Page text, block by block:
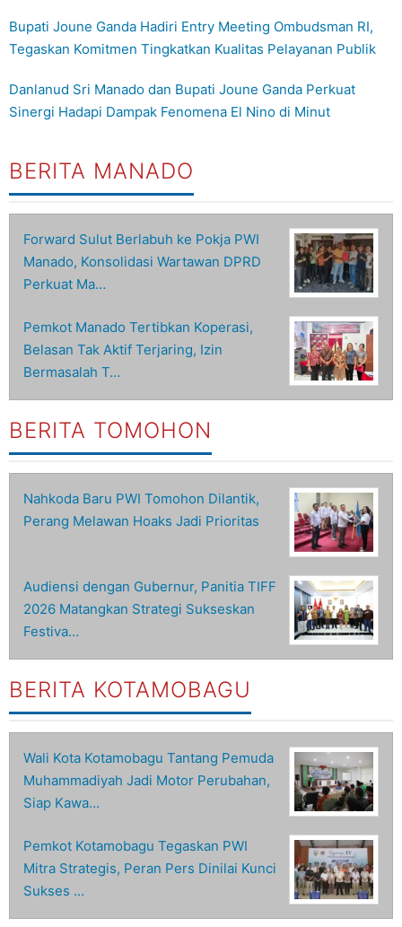
Bupati Joune Ganda Hadiri Entry Meeting Ombudsman RI,
Tegaskan Komitmen Tingkatkan Kualitas Pelayanan Publik
Danlanud Sri Manado dan Bupati Joune Ganda Perkuat
Sinergi Hadapi Dampak Fenomena El Nino di Minut
BERITA MANADO
Forward Sulut Berlabuh ke Pokja PWI
Manado, Konsolidasi Wartawan DPRD
Perkuat Ma…
Pemkot Manado Tertibkan Koperasi,
Belasan Tak Aktif Terjaring, Izin
Bermasalah T…
BERITA TOMOHON
Nahkoda Baru PWI Tomohon Dilantik,
Perang Melawan Hoaks Jadi Prioritas
Audiensi dengan Gubernur, Panitia TIFF
2026 Matangkan Strategi Sukseskan
Festiva…
BERITA KOTAMOBAGU
Wali Kota Kotamobagu Tantang Pemuda
Muhammadiyah Jadi Motor Perubahan,
Siap Kawa…
Pemkot Kotamobagu Tegaskan PWI
Mitra Strategis, Peran Pers Dinilai Kunci
Sukses …